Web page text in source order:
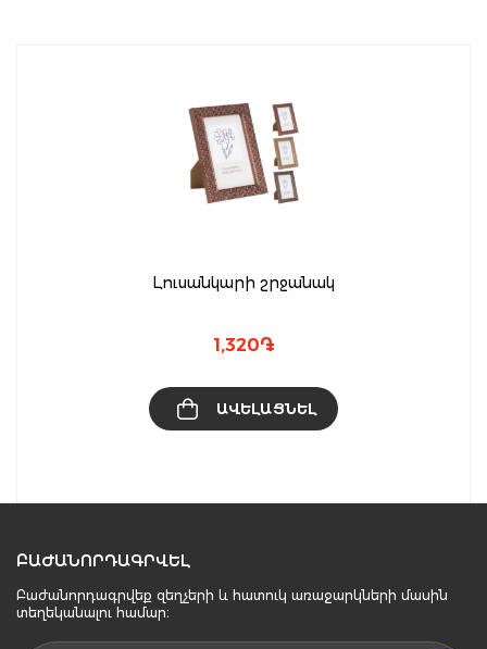
Լուսանկարի շրջանակ
1,320֏
ԱՎԵԼԱՑՆԵԼ
ԲԱԺԱՆՈՐԴԱԳՐՎԵԼ
Բաժանորդագրվեք զեղչերի և հատուկ առաջարկների մասին
տեղեկանալու համար։